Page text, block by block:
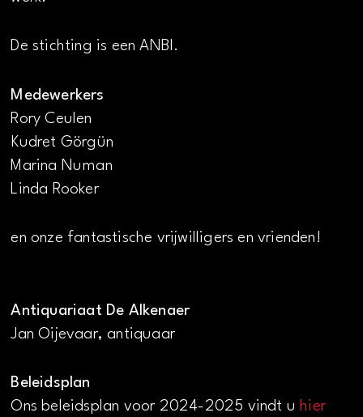
De stichting is een ANBI.
Medewerkers
Rory Ceulen
Kudret Görgün
Marina Numan
Linda Rooker
en onze fantastische vrijwilligers en vrienden!
Antiquariaat De Alkenaer
Jan Oijevaar, antiquaar
Beleidsplan
Ons beleidsplan voor 2024-2025 vindt uhier